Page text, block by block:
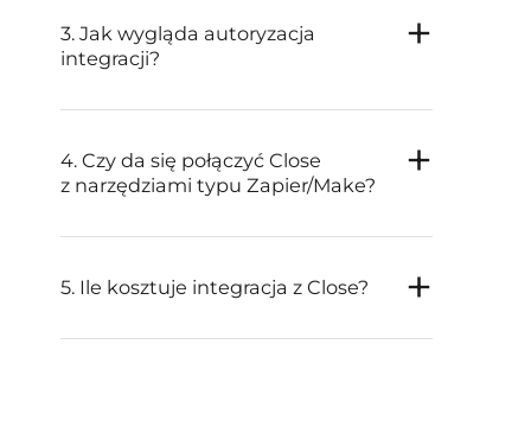
3. Jak wygląda autoryzacja
integracji?
4. Czy da się połączyć Close
z narzędziami typu Zapier/Make?
5. Ile kosztuje integracja z Close?